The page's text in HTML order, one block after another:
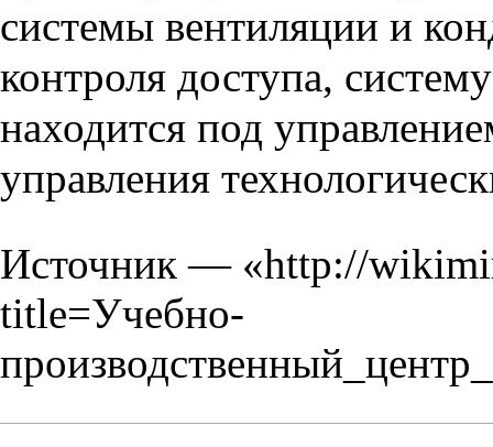
системы вентиляции и
контроля доступа,
находится под
управления
Источник — «http://
title=Учебно-